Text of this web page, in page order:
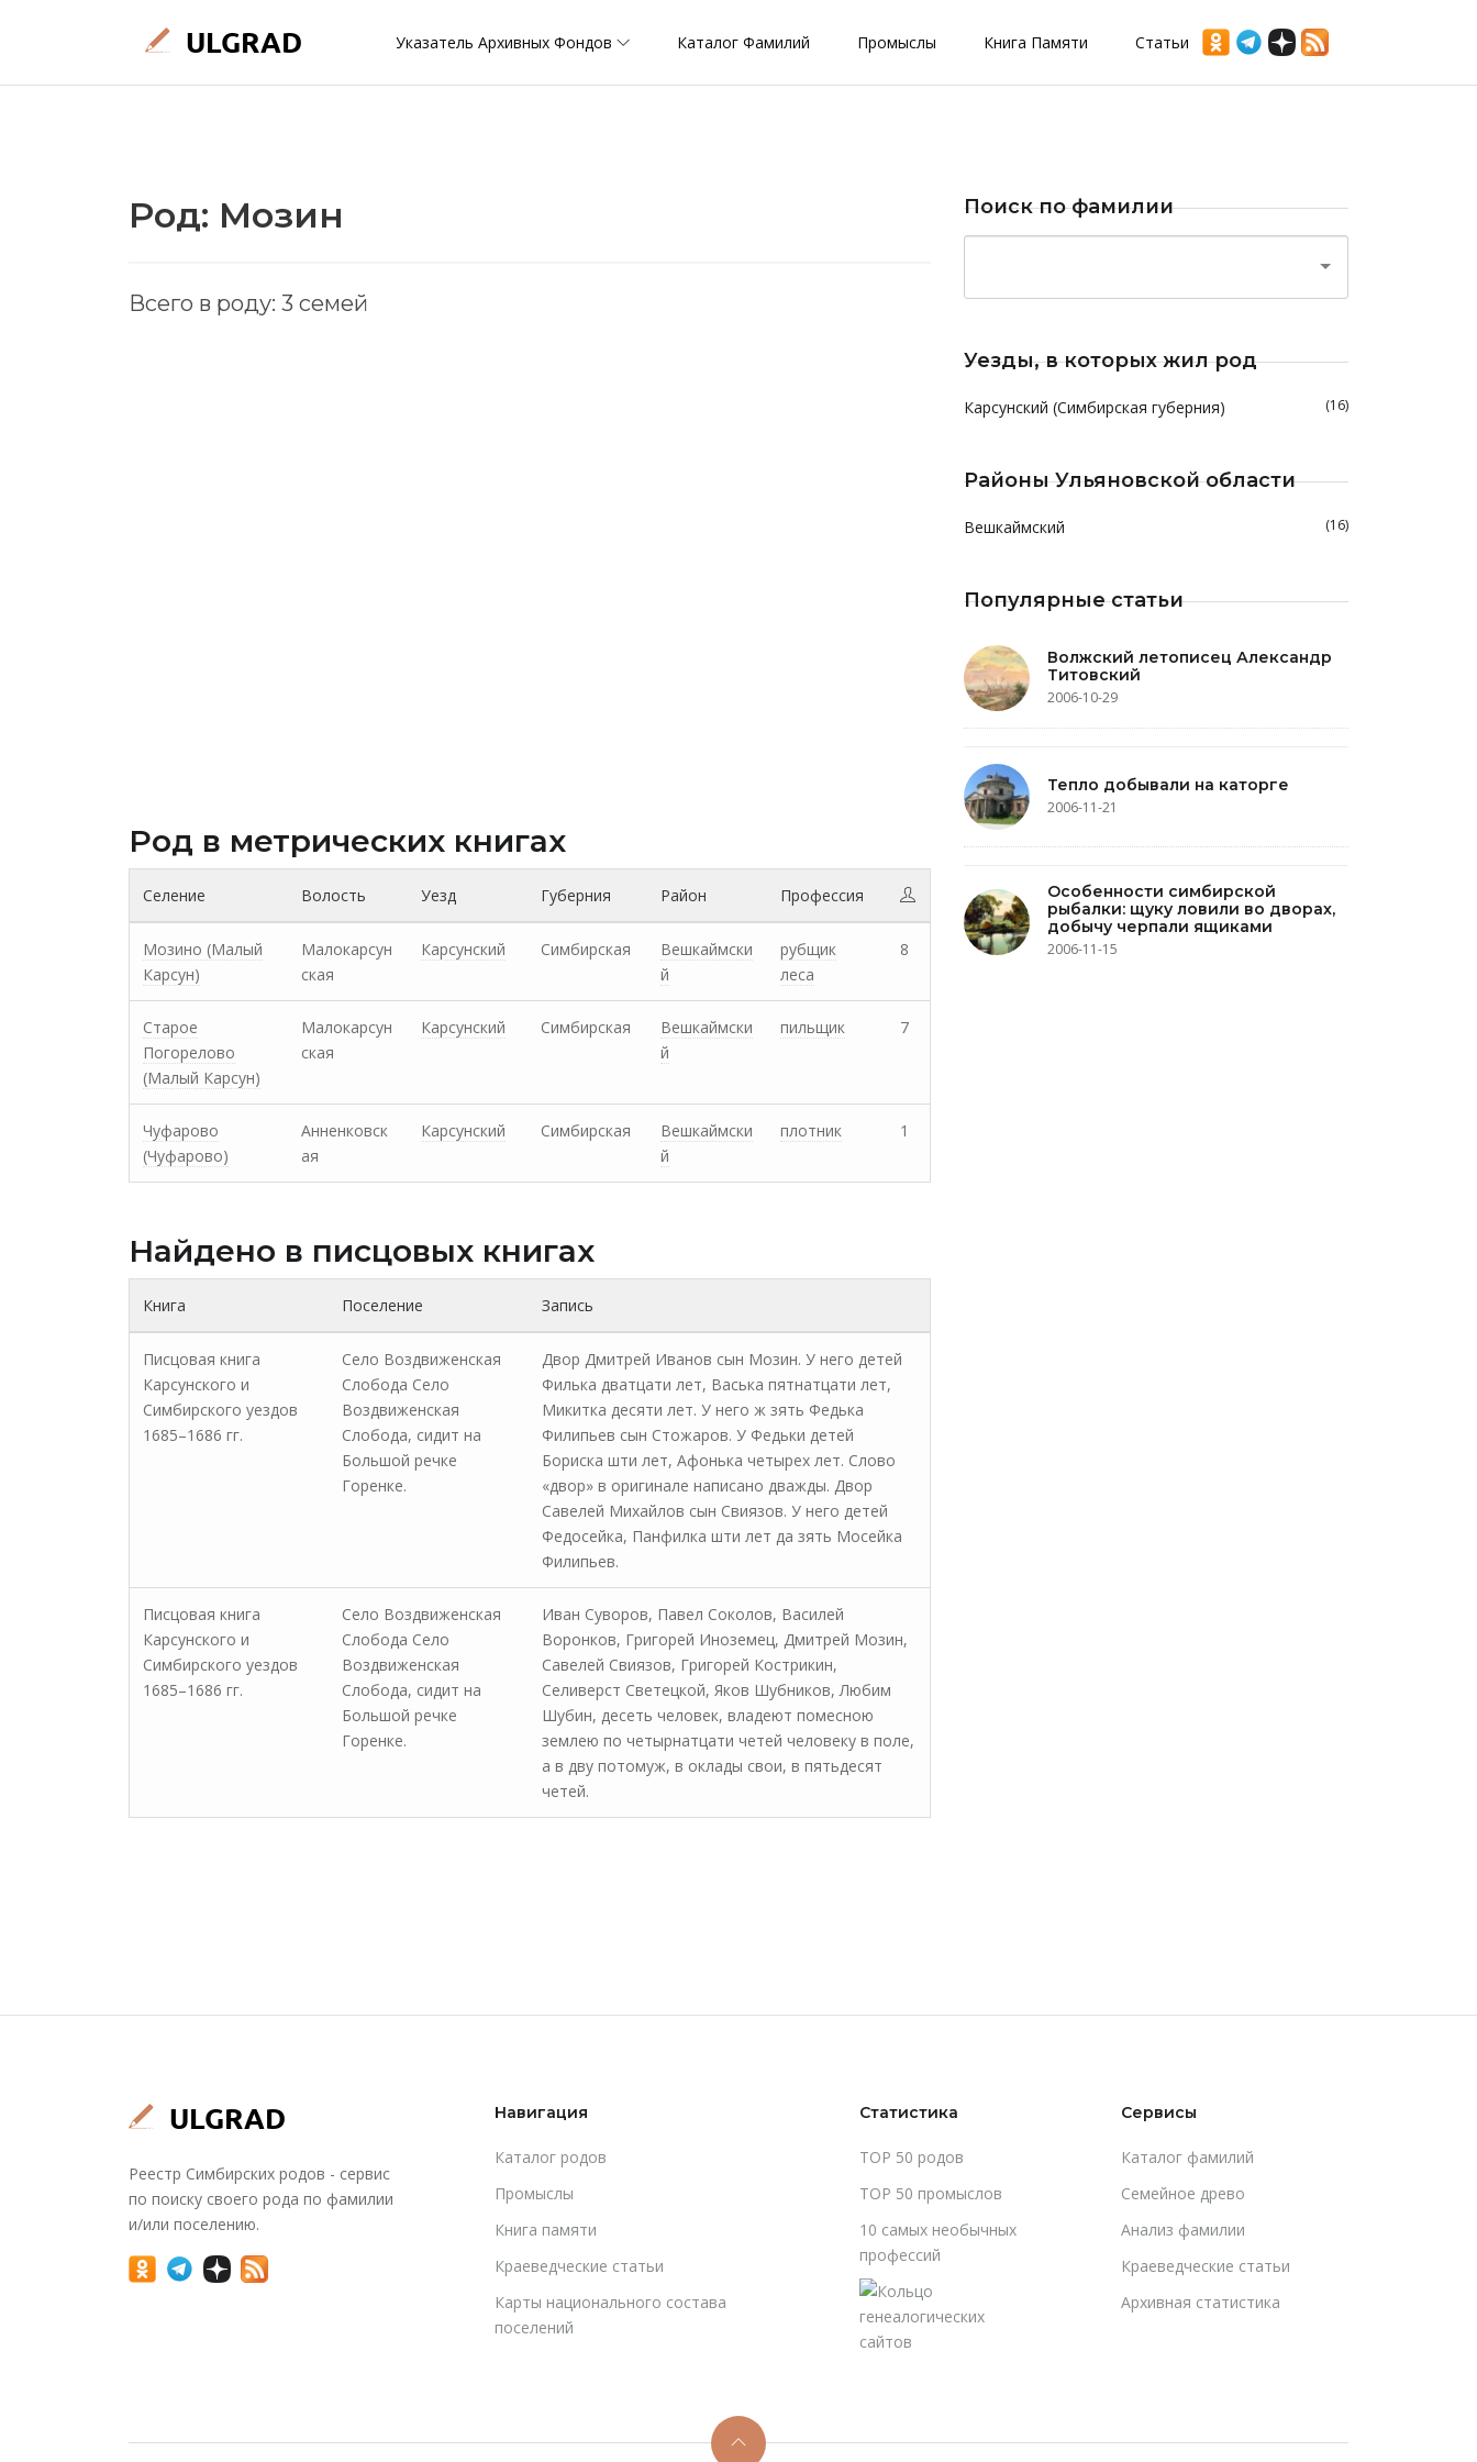
Указатель Архивных Фондов Каталог Фамилий Промыслы Книга Памяти Статьи
Род: Мозин
Всего в роду: 3 семей
Род в метрических книгах
Селение Волость Уезд Губерния Район Профессия
Мозино (Малый
Карсун)
Малокарсун
ская
Карсунский Симбирская
Вешкаймски
й
рубщик
леса
8
Старое
Погорелово
(Малый Карсун)
Малокарсун
ская
Карсунский Симбирская
Вешкаймски
й
пильщик 7
Чуфарово
(Чуфарово)
Анненковск
ая
Карсунский Симбирская
Вешкаймски
й
плотник 1
Найдено в писцовых книгах
Книга Поселение Запись
Писцовая книга
Карсунского и
Симбирского уездов
1685–1686 гг.
Село Воздвиженская
Слобода Село
Воздвиженская
Слобода, сидит на
Большой речке
Горенке.
Двор Дмитрей Иванов сын Мозин. У него детей
Филька дватцати лет, Васька пятнатцати лет,
Микитка десяти лет. У него ж зять Федька
Филипьев сын Стожаров. У Федьки детей
Бориска шти лет, Афонька четырех лет. Слово
«двор» в оригинале написано дважды. Двор
Савелей Михайлов сын Свиязов. У него детей
Федосейка, Панфилка шти лет да зять Мосейка
Филипьев.
Писцовая книга
Карсунского и
Симбирского уездов
1685–1686 гг.
Село Воздвиженская
Слобода Село
Воздвиженская
Слобода, сидит на
Большой речке
Горенке.
Иван Суворов, Павел Соколов, Василей
Воронков, Григорей Иноземец, Дмитрей Мозин,
Савелей Свиязов, Григорей Кострикин,
Селиверст Светецкой, Яков Шубников, Любим
Шубин, десеть человек, владеют помесною
землею по четырнатцати четей человеку в поле,
а в дву потомуж, в оклады свои, в пятьдесят
четей.
Поиск по фамилии
Уезды, в которых жил род
Карсунский (Симбирская губерния) (16)
Районы Ульяновской области
Вешкаймский (16)
Популярные статьи
Волжский летописец Александр
Титовский
2006-10-29
Тепло добывали на каторге
2006-11-21
Особенности симбирской
рыбалки: щуку ловили во дворах,
добычу черпали ящиками
2006-11-15
Реестр Симбирских родов - сервис
по поиску своего рода по фамилии
и/или поселению.
Навигация
Каталог родов
Промыслы
Книга памяти
Краеведческие статьи
Карты национального состава
поселений
Статистика
TOP 50 родов
TOP 50 промыслов
10 самых необычных
профессий
Сервисы
Каталог фамилий
Cемейное древо
Анализ фамилии
Краеведческие статьи
Архивная статистика